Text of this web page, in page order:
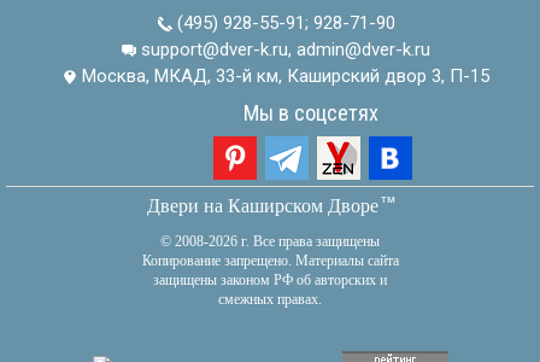
(495) 928-55-91; 928-71-90
support@dver-k.ru, admin@dver-k.ru
Москва, МКАД, 33-й км, Каширский двор 3, П-15
Мы в соцсетях
Двери на Каширском Дворетм
© 2008-2026 г. Все права защищены
Копирование запрещено. Материалы сайта
защищены законом РФ об авторских и
смежных правах.